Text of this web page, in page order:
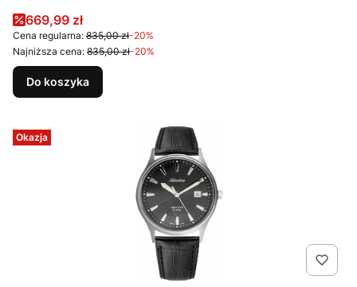
Cena promocyjna
669,99 zł
Cena regularna: 835,00 zł-20%
Najniższa cena: 835,00 zł-20%
Do koszyka
Okazja